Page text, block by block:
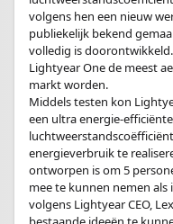
volgens hen een nieuw
publiekelijk bekend
volledig is
Lightyear One de meest
markt worden.
Middels testen kon
een ultra energie-
energieverbruik te
ontworpen is om 5
mee te kunnen nemen als
volgens Lightyear CEO,